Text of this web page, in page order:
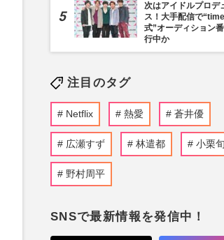
次はアイドルプロデ
ス！大手配信で
式”オーディション
行中か
注目のタグ
Netflix 熱愛 蒼井優
広瀬すず 林遣都 小栗旬
野村周平
SNSで最新情報を発信中！